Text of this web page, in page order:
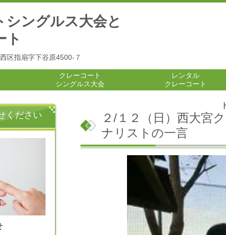
シングルス大会と
ト
区指扇字下谷原4500-７
クレーコート
シングルス大会
レンタル
クレーコート
２/１２（日）西大宮
ナリストの一言
ください